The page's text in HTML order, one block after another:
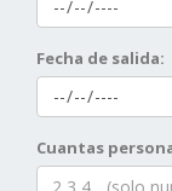
Fecha de salida:
Cuantas